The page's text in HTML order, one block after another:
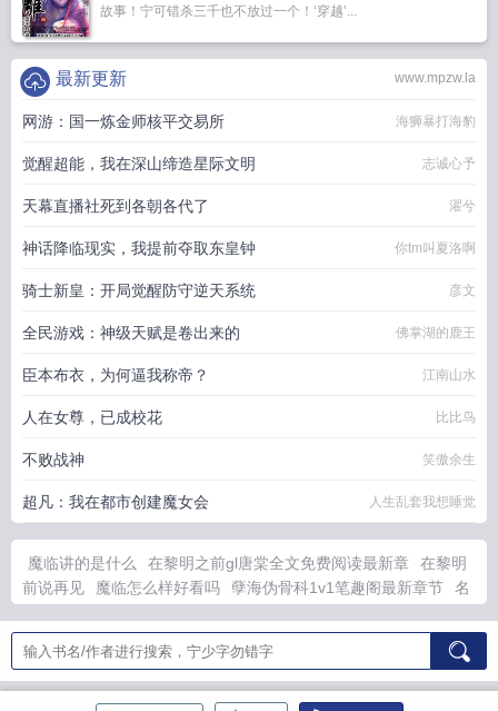
故事！宁可错杀三千也不放过一个！‘穿越’...
www.mpzw.la
最新更新
网游：国一炼金师核平交易所 海狮暴打海豹
觉醒超能，我在深山缔造星际文明 志诚心予
天幕直播社死到各朝各代了 濯兮
神话降临现实，我提前夺取东皇钟 你tm叫夏洛啊
骑士新皇：开局觉醒防守逆天系统 彦文
全民游戏：神级天赋是卷出来的 佛掌湖的鹿王
臣本布衣，为何逼我称帝？ 江南山水
人在女尊，已成校花 比比鸟
不败战神 笑傲余生
超凡：我在都市创建魔女会 人生乱套我想睡觉
魔临讲的是什么 在黎明之前gl唐棠全文免费阅读最新章
在黎明
前说再见
魔临怎么样好看吗 孽海伪骨科1v1笔趣阁最新章节
名
一剑决浮云
穿梭时空的奇幻爱恋 青云魔尊在线阅读笔趣网
抗
战调任团长手下李云龙离芭
盘点火影忍者超然救场瞬间
1V1年代
何日归去 名门君少的心尖宠免费
开局一颗蛋开到什么